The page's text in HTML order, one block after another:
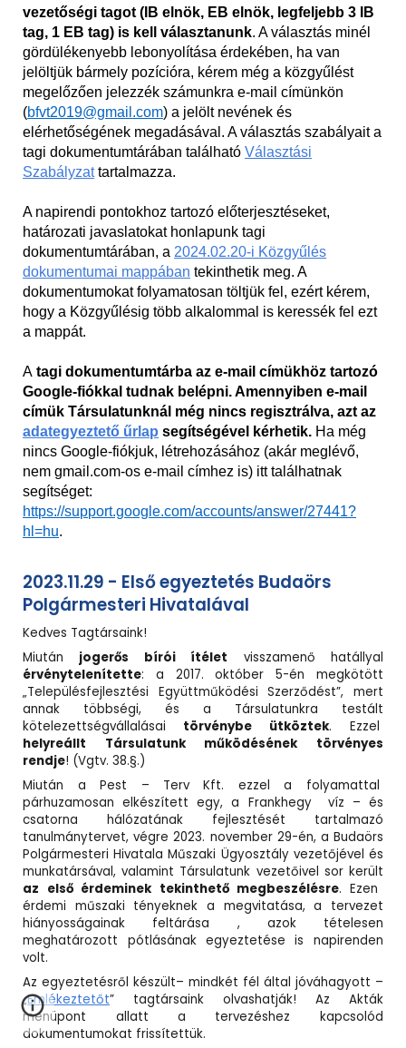
vezetőségi tagot (IB elnök, EB elnök, legfeljebb 3 IB
tag, 1 EB tag) is kell választanunk. A választás minél
gördülékenyebb lebonyolítása érdekében, ha van
jelöltjük bármely pozícióra, kérem még a közgyűlést
megelőzően jelezzék számunkra e-mail címünkön
(bfvt2019@gmail.com) a jelölt nevének és
elérhetőségének megadásával. A választás szabályait a
tagi dokumentumtárában találhatóVálasztási
Szabályzattartalmazza.
A napirendi pontokhoz tartozó előterjesztéseket,
határozati javaslatokat honlapunk tagi
dokumentumtárában, a 2024.02.20-i Közgyűlés
dokumentumai mappában tekinthetik meg. A
dokumentumokat folyamatosan töltjük fel, ezért kérem,
hogy a Közgyűlésig több alkalommal is keressék fel ezt
a mappát.
A tagi dokumentumtárba az e-mail címükhöz tartozó
Google-fiókkal tudnak belépni. Amennyiben e-mail
címük Társulatunknál még nincs regisztrálva, azt az
adategyeztető űrlap segítségével kérhetik. Ha még
nincs Google-fiókjuk, létrehozásához (akár meglévő,
nem gmail.com-os e-mail címhez is) itt találhatnak
segítséget:
https://support.google.com/accounts/answer/27441?
hl=hu.
2023.11.29 - Első egyeztetés Budaörs
Polgármesteri Hivatalával
Kedves Tagtársaink!
Miután jogerős bírói ítélet visszamenő hatállyal
érvénytelenítette: a 2017. október 5-én megkötött
„Településfejlesztési Együttműködési Szerződést”, mert
annak többségi, és a Társulatunkra testált
kötelezettségvállalásai törvénybe ütköztek. Ezzel
helyreállt Társulatunk működésének törvényes
rendje! (Vgtv. 38.§.)
Miután a Pest – Terv Kft. ezzel a folyamattal
párhuzamosan elkészített egy, a Frankhegy víz – és
csatorna hálózatának fejlesztését tartalmazó
tanulmánytervet, végre 2023. november 29-én, a Budaörs
Polgármesteri Hivatala Műszaki Ügyosztály vezetőjével és
munkatársával, valamint Társulatunk vezetőivel sor került
az első érdeminek tekinthető megbeszélésre. Ezen
érdemi műszaki tényeknek a megvitatása, a tervezet
hiányosságainak feltárása , azok tételesen
meghatározott pótlásának egyeztetése is napirenden
volt.
Az egyeztetésről készült– mindkét fél által jóváhagyott –
„Emlékeztetőt” tagtársaink olvashatják! Az Akták
menüpont allatt a tervezéshez kapcsolód
dokumentumokat frissítettük.